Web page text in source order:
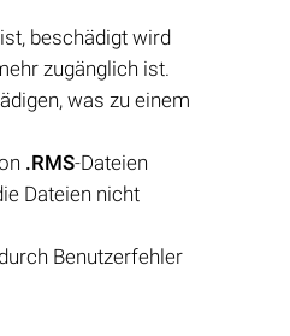
beschädigt wird
zugänglich ist.
was zu einem
.RMS-Dateien
Dateien nicht
Benutzerfehler